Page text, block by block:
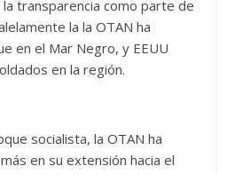
transparencia como parte de
la la OTAN ha
en el Mar Negro, y EEUU
en la región.
socialista, la OTAN ha
en su extensión hacia el